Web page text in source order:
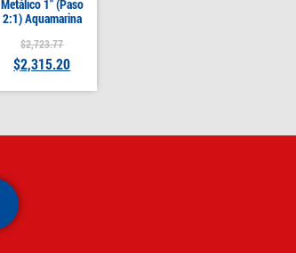
Metálico 1″ (Paso
2:1) Aquamarina
$2,723.77
$2,315.20